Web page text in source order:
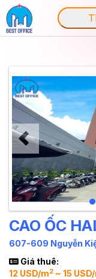
CAO ỐC
607-609 Nguyễn
Giá thuê:
12 USD/m2 ~ 15